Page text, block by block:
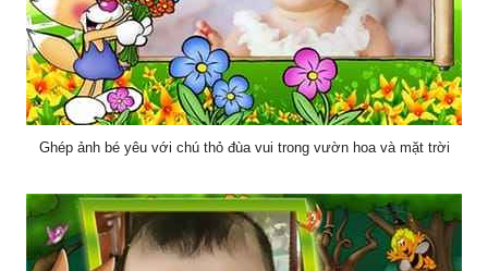
Ghép ảnh bé yêu với chú thỏ đùa vui trong vườn hoa và mặt trời